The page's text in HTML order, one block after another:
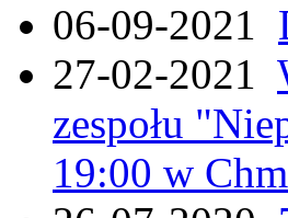
06-09-2021
27-02-2021
zespołu
19:00 w